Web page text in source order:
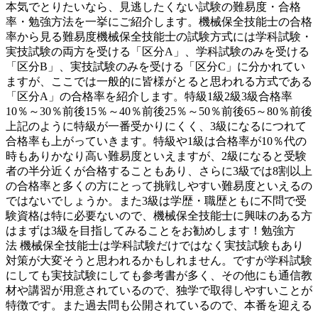
本気でとりたいなら、見逃したくない試験の難易度・合格
率・勉強方法を一挙にご紹介します。機械保全技能士の合格
率から見る難易度機械保全技能士の試験方式には学科試験・
実技試験の両方を受ける「区分A」、学科試験のみを受ける
「区分B」、実技試験のみを受ける「区分C」に分かれてい
ますが、ここでは一般的に皆様がとると思われる方式である
「区分A」の合格率を紹介します。特級1級2級3級合格率
10％～30％前後15％～40％前後25％～50％前後65～80％前後
上記のように特級が一番受かりにくく、3級になるにつれて
合格率も上がっていきます。特級や1級は合格率が10％代の
時もありかなり高い難易度といえますが、2級になると受験
者の半分近くが合格することもあり、さらに3級では8割以上
の合格率と多くの方にとって挑戦しやすい難易度といえるの
ではないでしょうか。また3級は学歴・職歴ともに不問で受
験資格は特に必要ないので、機械保全技能士に興味のある方
はまずは3級を目指してみることをお勧めします！勉強方
法 機械保全技能士は学科試験だけではなく実技試験もあり
対策が大変そうと思われるかもしれません。ですが学科試験
にしても実技試験にしても参考書が多く、その他にも通信教
材や講習が用意されているので、独学で取得しやすいことが
特徴です。また過去問も公開されているので、本番を迎える